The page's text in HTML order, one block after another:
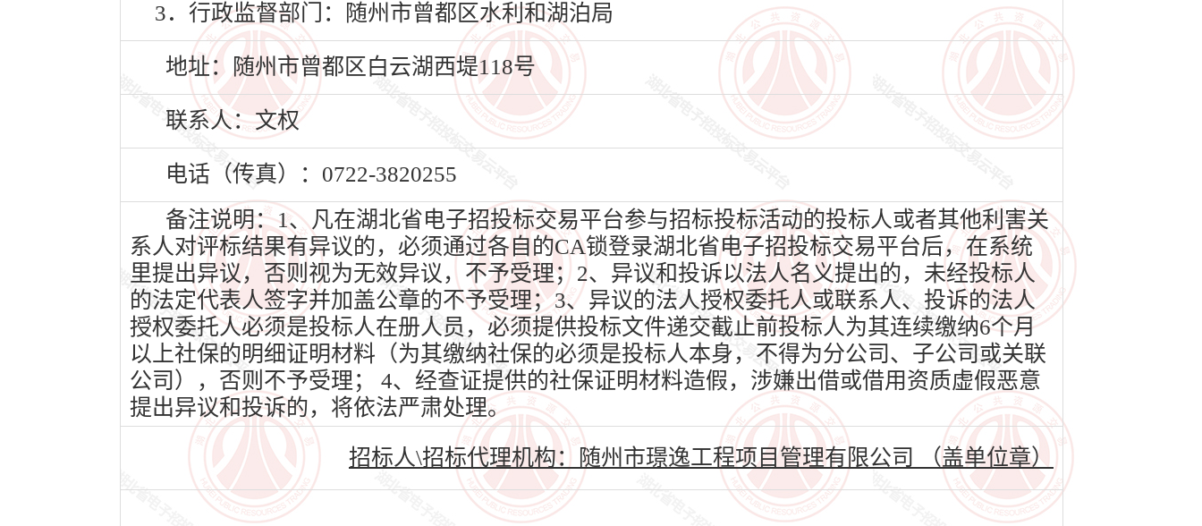
3．行政监督部门：随州市曾都区水利和湖泊局
地址：随州市曾都区白云湖西堤118号
联系人：文权
电话（传真）：0722-3820255
备注说明：1、凡在湖北省电子招投标交易平台参与招标投标活动的投标人或者其他利害关
系人对评标结果有异议的，必须通过各自的CA锁登录湖北省电子招投标交易平台后，在系统
里提出异议，否则视为无效异议，不予受理；2、异议和投诉以法人名义提出的，未经投标人
的法定代表人签字并加盖公章的不予受理；3、异议的法人授权委托人或联系人、投诉的法人
授权委托人必须是投标人在册人员，必须提供投标文件递交截止前投标人为其连续缴纳6个月
以上社保的明细证明材料（为其缴纳社保的必须是投标人本身，不得为分公司、子公司或关联
公司），否则不予受理； 4、经查证提供的社保证明材料造假，涉嫌出借或借用资质虚假恶意
提出异议和投诉的，将依法严肃处理。
招标人\招标代理机构：随州市璟逸工程项目管理有限公司 （盖单位章）